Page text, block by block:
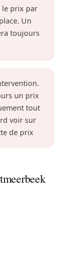
le prix par
Un
toujours
un prix
tout
voir sur
de prix